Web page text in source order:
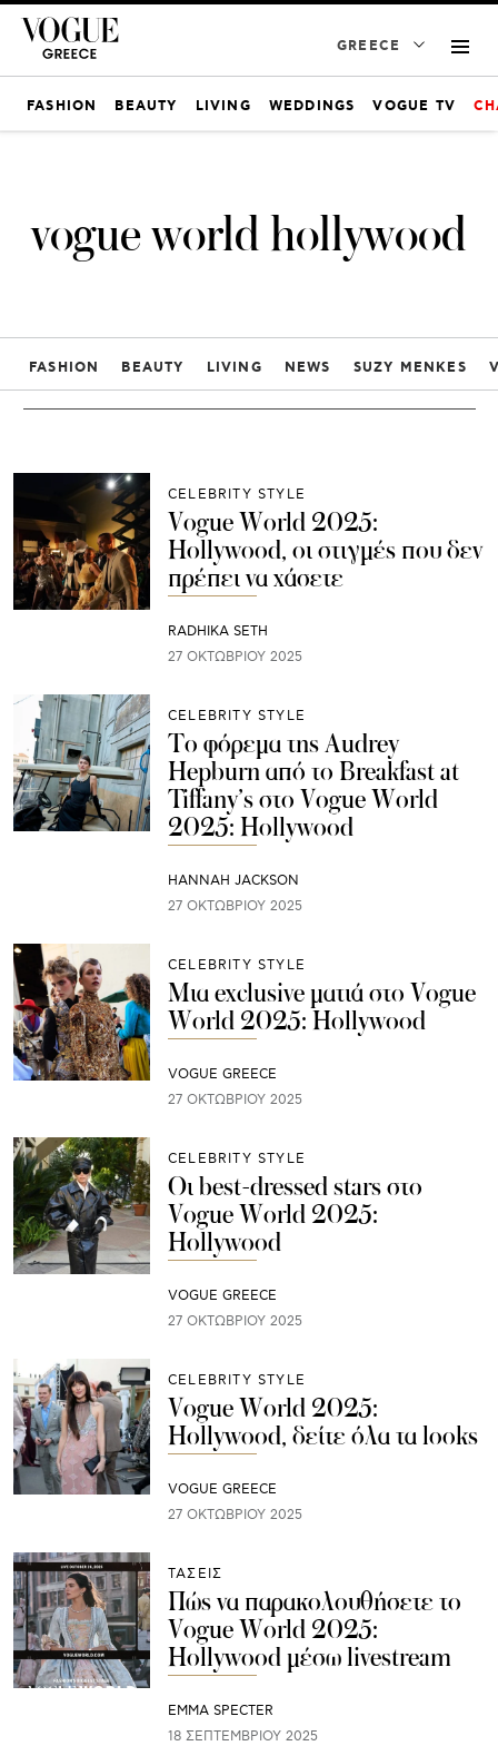
GREECE
FASHION BEAUTY LIVING WEDDINGS VOGUE TV
vogue world hollywood
FASHION BEAUTY LIVING NEWS SUZY MENKES
CELEBRITY STYLE
Vogue World 2025:
Hollywood, οι στιγμές που δεν
πρέπει να χάσετε
RADHIKA SETH
27 ΟΚΤΩΒΡΊΟΥ 2025
CELEBRITY STYLE
Το φόρεμα της Audrey
Hepburn από το Breakfast at
Tiffany’s στο Vogue World
2025: Hollywood
HANNAH JACKSON
27 ΟΚΤΩΒΡΊΟΥ 2025
CELEBRITY STYLE
Μια exclusive ματιά στο Vogue
World 2025: Hollywood
VOGUE GREECE
27 ΟΚΤΩΒΡΊΟΥ 2025
CELEBRITY STYLE
Οι best-dressed stars στο
Vogue World 2025:
Hollywood
VOGUE GREECE
27 ΟΚΤΩΒΡΊΟΥ 2025
CELEBRITY STYLE
Vogue World 2025:
Hollywood, δείτε όλα τα looks
VOGUE GREECE
27 ΟΚΤΩΒΡΊΟΥ 2025
ΤΑΣΕΙΣ
Πώς να παρακολουθήσετε το
Vogue World 2025:
Hollywood μέσω livestream
EMMA SPECTER
18 ΣΕΠΤΕΜΒΡΊΟΥ 2025